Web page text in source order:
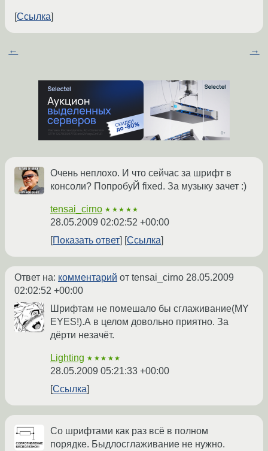
Ссылка
← →
Очень неплохо. И что сейчас за шрифт в
консоли? ПопробуЙ fixed. За музыку зачет :)
tensai_cirno ★★★★★
28.05.2009 02:02:52 +00:00
Показать ответ
Ссылка
Ответ на: комментарий от tensai_cirno 28.05.2009
02:02:52 +00:00
Шрифтам не помешало бы сглаживание(MY
EYES!).А в целом довольно приятно. За
дёрти незачёт.
Lighting ★★★★★
28.05.2009 05:21:33 +00:00
Ссылка
Со шрифтами как раз всё в полном
порядке. Быдлосглаживание не нужно.